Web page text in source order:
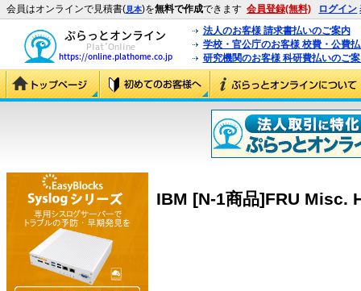
会員はオンラインで見積書(見本)を無料で作成できます 会員登録(無料) ログイン
法人のお客様 請求書払いのご案内
学校・官公庁のお客様 校費・公費
研究機関のお客様 科研費払いのご
IBM [N-1商品]FRU Misc.